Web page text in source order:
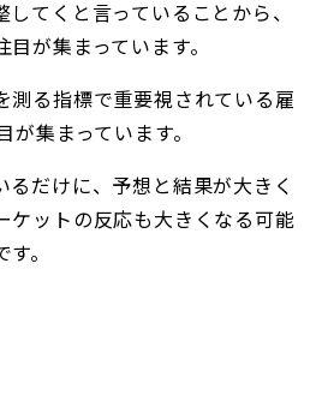
てくと言っていることから、
が集まっています。
測る指標で重要視されている雇
集まっています。
るだけに、予想と結果が大きく
ケットの反応も大きくなる可能
。